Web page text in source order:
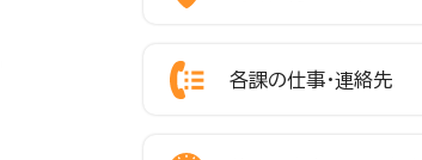
各課の仕事・連絡先